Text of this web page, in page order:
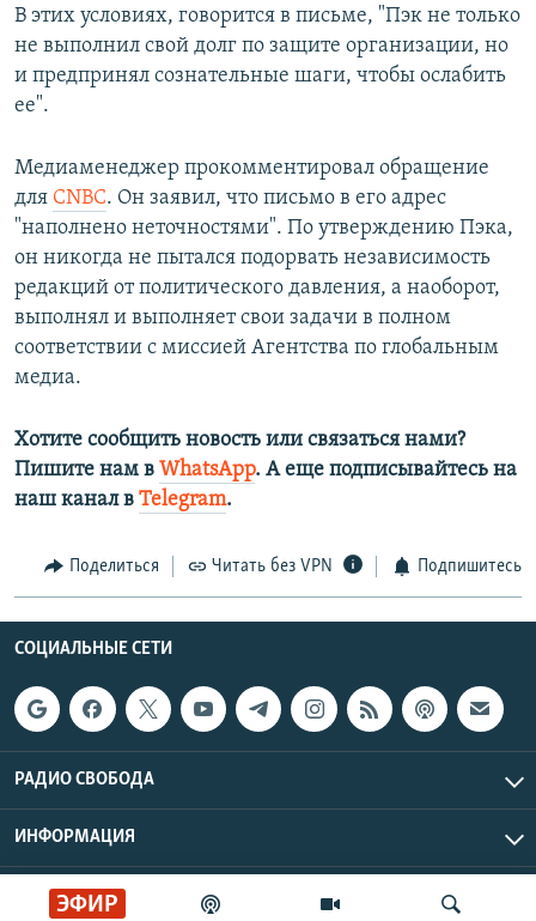
ЭФИР
В этих условиях, говорится в письме, "Пэк не только
не выполнил свой долг по защите организации, но
и предпринял сознательные шаги, чтобы ослабить
ее".
Медиаменеджер прокомментировал обращение
для CNBC. Он заявил, что письмо в его адрес
"наполнено неточностями". По утверждению Пэка,
он никогда не пытался подорвать независимость
редакций от политического давления, а наоборот,
выполнял и выполняет свои задачи в полном
соответствии с миссией Агентства по глобальным
медиа.
Хотите сообщить новость или связаться нами?
Пишите нам в WhatsApp. А еще подписывайтесь на
наш канал в Telegram.
Поделиться Читать без VPN Подпишитесь
СОЦИАЛЬНЫЕ СЕТИ
РАДИО СВОБОДА
ИНФОРМАЦИЯ
Радио Свобода © 2026 RFE/RL, Inc. | Все права защищены.